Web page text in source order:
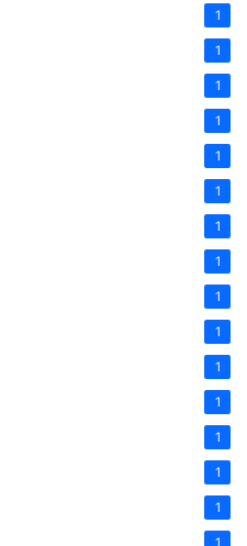
1
1
1
1
1
1
1
1
1
1
1
1
1
1
1
1